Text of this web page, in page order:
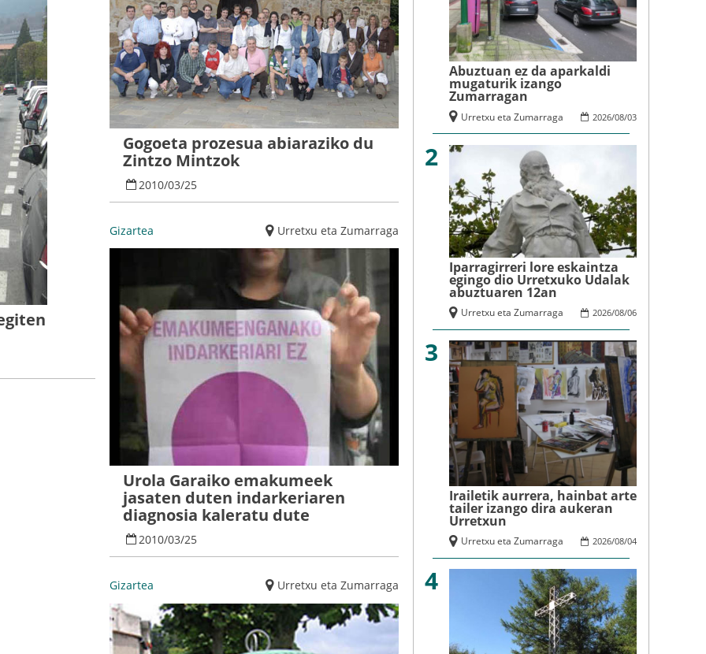
Gogoeta prozesua abiaraziko du
Zintzo Mintzok
2010/03/25
Gizartea Urretxu eta Zumarraga
Urola Garaiko emakumeek
jasaten duten indarkeriaren
diagnosia kaleratu dute
2010/03/25
Gizartea Urretxu eta Zumarraga
Abuztuan ez da aparkaldi
mugaturik izango
Zumarragan
2026/08/03
Urretxu eta Zumarraga
2
Iparragirreri lore eskaintza
egingo dio Urretxuko Udalak
abuztuaren 12an
2026/08/06
Urretxu eta Zumarraga
3
Irailetik aurrera, hainbat arte
tailer izango dira aukeran
Urretxun
2026/08/04
Urretxu eta Zumarraga
4